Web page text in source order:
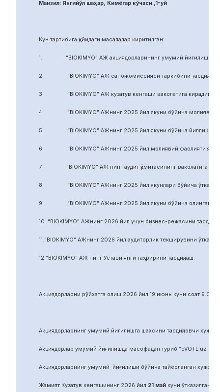
Манзил: Янгийўл шаҳар, Кимёгар кўчаси ,1-уй
Кун тартибига қуйидаги масалалар киритилган:
1. “BIOKIMYO” АЖ акциядорларининг умумий йиғилиши
2. “BIOKIMYO” АЖ саноқ комиссияси таркибини тасдиқлаш.
3. “BIOKIMYO” АЖ кузатув кенгаши ваколатига кирадиган
4. “BIOKIMYO” АЖнинг 2025 йил якуни бўйича молиявий-
5. “BIOKIMYO” АЖнинг 2025 йил якуни бўйича йиллик
6. “BIOKIMYO” АЖнинг 2025 йил молиявий фаолияти якуни
7. “BIOKIMYO” АЖ нинг аудит қўмитасининг ваколатига
8. “BIOKIMYO” АЖнинг 2025 йил якунлари бўйича
9. “BIOKIMYO” АЖнинг 2025 йил якуни бўйича олинган соф
10. “BIOKIMYO” АЖнинг 2026 йил учун бизнес-режасини
11.“BIOKIMYO” АЖнинг 2026 йил аудиторлик текширувини
12.“BIOKIMYO” АЖ нинг Устави янги таҳририни тасдиқлаш.
Акциядорларни рўйхатга олиш 2026 йил 19 июнь куни соат 9.00
Акциядорларнинг умумий йиғилишга шахсини тасдиқловчи
Акциядорлар умумий йиғилишда масофадан туриб “eVOTE.uz –
Акциядорларнинг умумий йиғилиши бўйича тайёрланган
Жамият Кузатув кенгашининг 2026 йил 21 майкуни ўтказилган